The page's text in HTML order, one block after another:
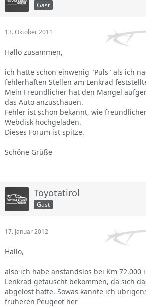
Gast
13. Oktober 2011
Hallo zusammen,
ich hatte schon einwenig "Puls" als ich
fehlerhaften Stellen am Lenkrad
Mein Freundlicher hat den Mangel
das Auto anzuschauen.
Fehler ist schon bekannt, wie
Webdisk hochgeladen.
Dieses Forum ist spitze.
Schöne Grüße
Toyotatirol
Gast
17. Januar 2012
Hallo,
also ich habe anstandslos bei Km 72.000
Lenkrad getauscht bekommen, da sich
abgelöst hatte. Sowas kannte ich
früheren Peugeot her